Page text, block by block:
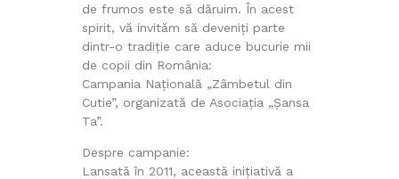
de frumos este să dăruim. În acest
spirit, vă invităm să deveniți parte
dintr-o tradiție care aduce bucurie mii
de copii din România:
Campania Națională „Zâmbetul din
Cutie”, organizată de Asociația „Șansa
Ta”.
Despre campanie:
Lansată în 2011, această inițiativă a